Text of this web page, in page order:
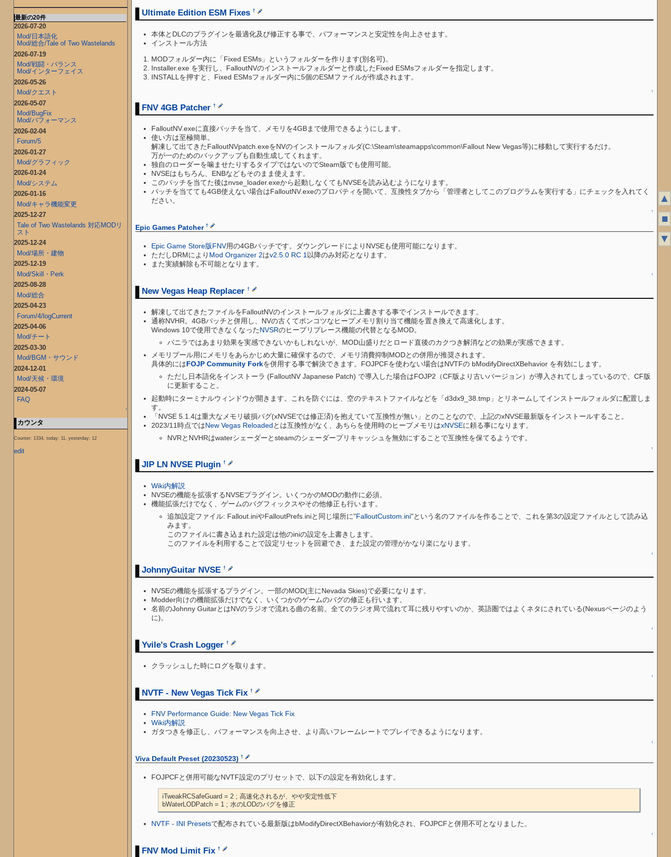
Ultimate Edition ESM Fixes †
本体とDLCのプラグインを最適化及び修正する事で、パフォーマンスと安定性を向上させます。
インストール方法
MODフォルダー内に「Fixed ESMs」というフォルダーを作ります(別名可)。
Installer.exe を実行し、FalloutNVのインストールフォルダーと作成したFixed ESMsフォルダーを指定します。
INSTALLを押すと、Fixed ESMsフォルダー内に5個のESMファイルが作成されます。
↑
FNV 4GB Patcher †
FalloutNV.exeに直接パッチを当て、メモリを4GBまで使用できるようにします。
使い方は至極簡単。
解凍して出てきたFalloutNVpatch.exeをNVのインストールフォルダ(C:\Steam\steamapps\common\Fallout New Vegas等)に移動して実行するだけ。
万が一のためのバックアップも自動生成してくれます。
独自のローダーを噛ませたりするタイプではないのでSteam版でも使用可能。
NVSEはもちろん、ENBなどもそのまま使えます。
このパッチを当てた後はnvse_loader.exeから起動しなくてもNVSEを読み込むようになります。
パッチを当てても4GB使えない場合はFalloutNV.exeのプロパティを開いて、互換性タブから「管理者としてこのプログラムを実行する」にチェックを入れてく
ださい。
↑
Epic Games Patcher †
Epic Game Store版FNV用の4GBパッチです。ダウングレードによりNVSEも使用可能になります。
ただしDRMにより Mod Organizer 2はv2.5.0 RC 1 以降のみ対応となります。
また実績解除も不可能となります。
↑
New Vegas Heap Replacer †
解凍して出てきたファイルをFalloutNVのインストールフォルダに上書きする事でインストールできます。
通称NVHR。4GBパッチと併用し、NVの古くてポンコツなヒープメモリ割り当て機能を置き換えて高速化します。
Windows 10で使用できなくなったNVSRのヒープリプレース機能の代替となるMOD。
バニラではあまり効果を実感できないかもしれないが、MOD山盛りだとロード直後のカクつき解消などの効果が実感できます。
メモリプール用にメモリをあらかじめ大量に確保するので、メモリ消費抑制MODとの併用が推奨されます。
具体的にはFOJP Community Forkを併用する事で解決できます。FOJPCFを使わない場合はNVTFの bModifyDirectXBehavior を有効にします。
ただし日本語化をインストーラ (FalloutNV Japanese Patch) で導入した場合はFOJP2（CF版より古いバージョン）が導入されてしまっているので、CF版
に更新すること。
起動時にターミナルウィンドウが開きます。これを防ぐには、空のテキストファイルなどを「d3dx9_38.tmp」とリネームしてインストールフォルダに配置しま
す。
「NVSE 5.1.4は重大なメモリ破損バグ(xNVSEでは修正済)を抱えていて互換性が無い」とのことなので、上記のxNVSE最新版をインストールすること。
2023/11時点ではNew Vegas Reloadedとは互換性がなく、あちらを使用時のヒープメモリはxNVSEに頼る事になります。
NVRとNVHRはwaterシェーダーとsteamのシェーダープリキャッシュを無効にすることで互換性を保てるようです。
↑
JIP LN NVSE Plugin †
Wiki内解説
NVSEの機能を拡張するNVSEプラグイン。いくつかのMODの動作に必須。
機能拡張だけでなく、ゲームのバグフィックスやその他修正も行います。
追加設定ファイル: Fallout.iniやFalloutPrefs.iniと同じ場所に"FalloutCustom.ini"という名のファイルを作ることで、これを第3の設定ファイルとして読み込
みます。
このファイルに書き込まれた設定は他のiniの設定を上書きします。
このファイルを利用することで設定リセットを回避でき、また設定の管理がかなり楽になります。
↑
JohnnyGuitar NVSE †
NVSEの機能を拡張するプラグイン。一部のMOD(主にNevada Skies)で必要になります。
Modder向けの機能拡張だけでなく、いくつかのゲームのバグの修正も行います。
名前のJohnny GuitarとはNVのラジオで流れる曲の名前。全てのラジオ局で流れて耳に残りやすいのか、英語圏ではよくネタにされている(Nexusページのよう
に)。
↑
Yvile's Crash Logger †
クラッシュした時にログを取ります。
↑
NVTF - New Vegas Tick Fix †
FNV Performance Guide: New Vegas Tick Fix
Wiki内解説
ガタつきを修正し、パフォーマンスを向上させ、より高いフレームレートでプレイできるようになります。
↑
Viva Default Preset (20230523) †
FOJPCFと併用可能なNVTF設定のプリセットで、以下の設定を有効化します。
iTweakRCSafeGuard = 2 ; 高速化されるが、やや安定性低下
bWaterLODPatch = 1 ; 水のLODのバグを修正
NVTF - INI Presetsで配布されている最新版はbModifyDirectXBehaviorが有効化され、FOJPCFと併用不可となりました。
↑
FNV Mod Limit Fix †
最新の20件
2026-07-20
Mod/日本語化
Mod/総合/Tale of Two Wastelands
2026-07-19
Mod/戦闘・バランス
Mod/インターフェイス
2026-05-26
Mod/クエスト
2026-05-07
Mod/BugFix
Mod/パフォーマンス
2026-02-04
Forum/5
2026-01-27
Mod/グラフィック
2026-01-24
Mod/システム
2026-01-16
Mod/キャラ機能変更
2025-12-27
Tale of Two Wastelands 対応MODリ
スト
2025-12-24
Mod/場所・建物
2025-12-19
Mod/Skill・Perk
2025-08-28
Mod/総合
2025-04-23
Forum/4/logCurrent
2025-04-06
Mod/チート
2025-03-30
Mod/BGM・サウンド
2024-12-01
Mod/天候・環境
2024-05-07
FAQ
↑
カウンタ
Counter: 1334, today: 11, yesterday: 12
edit
▲
■
▼